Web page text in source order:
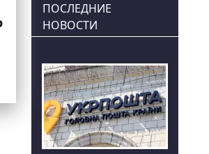
ПОСЛЕДНИЕ
НОВОСТИ